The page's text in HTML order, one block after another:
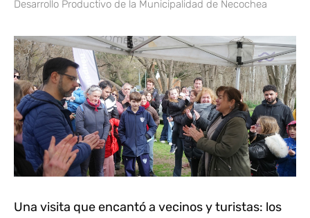
Desarrollo Productivo de la Municipalidad de Necochea
Una visita que encantó a vecinos y turistas: los